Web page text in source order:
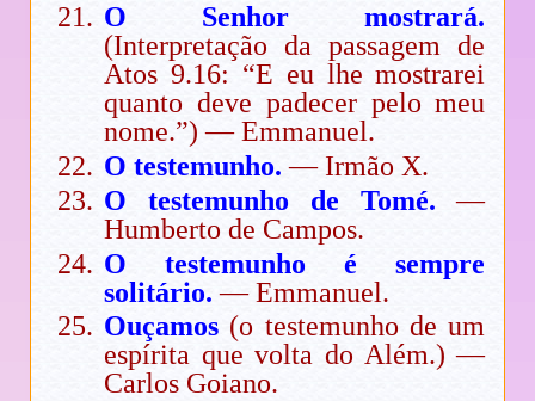
O Senhor mostrará.
(Interpretação da passagem de
Atos 9.16: “E eu lhe mostrarei
quanto deve padecer pelo meu
nome.”) — Emmanuel.
O testemunho. — Irmão X.
O testemunho de Tomé. —
Humberto de Campos.
O testemunho é sempre
solitário. — Emmanuel.
Ouçamos(o testemunho de um
espírita que volta do Além.) —
Carlos Goiano.